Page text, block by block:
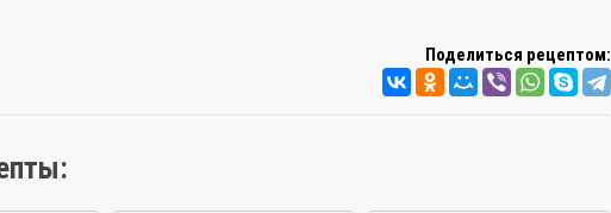
Поделиться рецептом: